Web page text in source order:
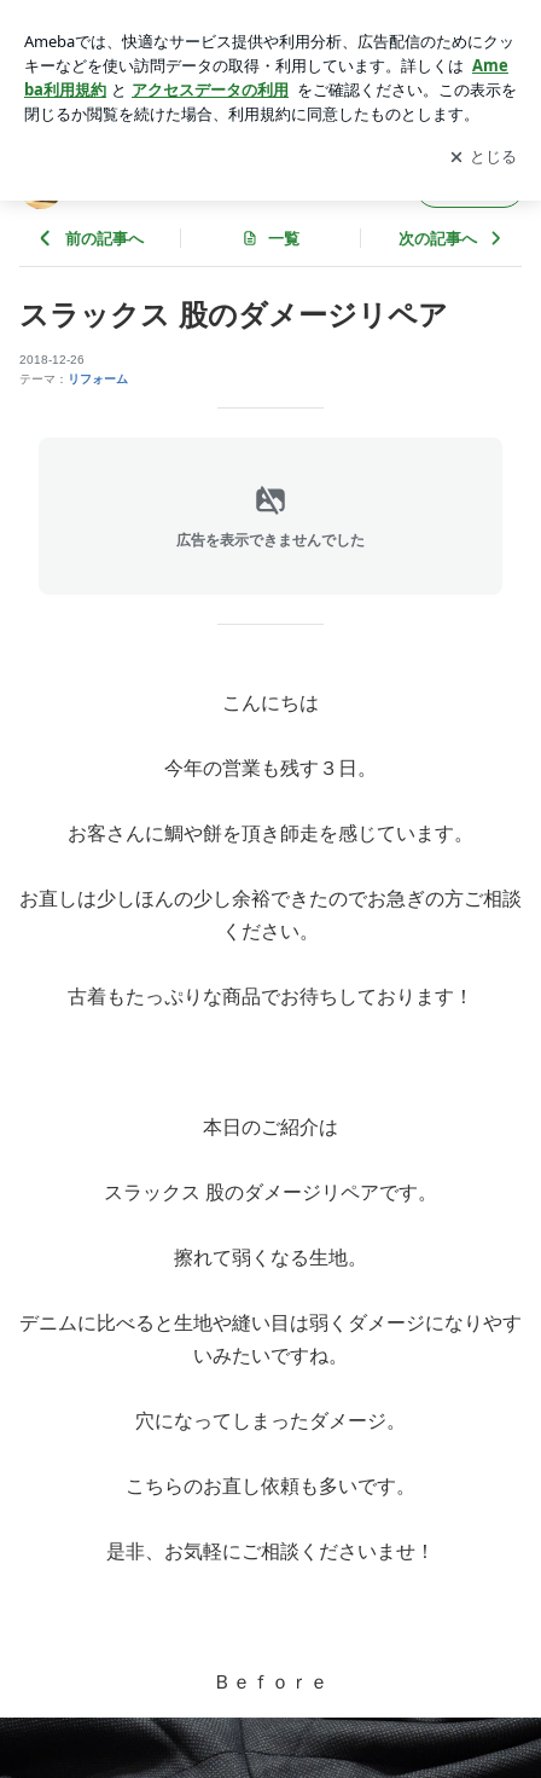
アプリをダウンロードして ブログの更新通知
を受け取りまし
ょう。
開く
前の記事へ 一覧 次の記事へ
スラックス 股のダメージリペア
2018-12-26
テーマ： リフォーム
広告を表示できませんでした
こんにちは
今年の営業も残す３日。
お客さんに鯛や餅を頂き師走を感じています。
お直しは少しほんの少し余裕できたのでお急ぎの方ご相談
ください。
古着もたっぷりな商品でお待ちしております！
本日のご紹介は
スラックス 股のダメージリペアです。
擦れて弱くなる生地。
デニムに比べると生地や縫い目は弱くダメージになりやす
いみたいですね。
穴になってしまったダメージ。
こちらのお直し依頼も多いです。
是非、お気軽にご相談くださいませ！
Ｂｅｆｏｒｅ